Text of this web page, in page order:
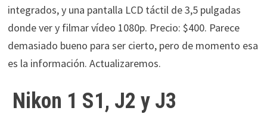
integrados, y una pantalla LCD táctil de 3,5 pulgadas
donde ver y filmar vídeo 1080p. Precio: $400. Parece
demasiado bueno para ser cierto, pero de momento esa
es la información. Actualizaremos.
Nikon 1 S1, J2 y J3